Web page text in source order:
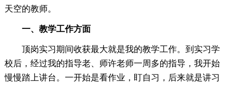
天空的教师。
一、教学工作方面
顶岗实习期间收获最大就是我的教学工作。到实习学
校后，经过我的指导老、师许老师一周多的指导，我开始
慢慢踏上讲台。一开始是看作业，盯自习，后来就是讲习